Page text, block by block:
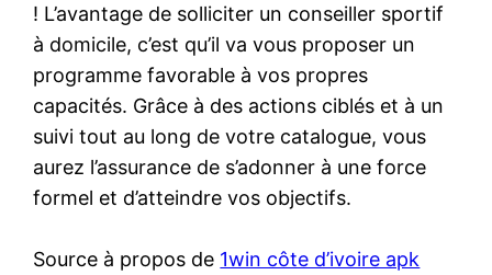
! L’avantage de solliciter un conseiller sportif
à domicile, c’est qu’il va vous proposer un
programme favorable à vos propres
capacités. Grâce à des actions ciblés et à un
suivi tout au long de votre catalogue, vous
aurez l’assurance de s’adonner à une force
formel et d’atteindre vos objectifs.
Source à propos de 1win côte d’ivoire apk